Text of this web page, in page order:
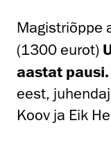
Magistriõppe
(1300 eurot)
aastat
eest,
Koov ja Eik